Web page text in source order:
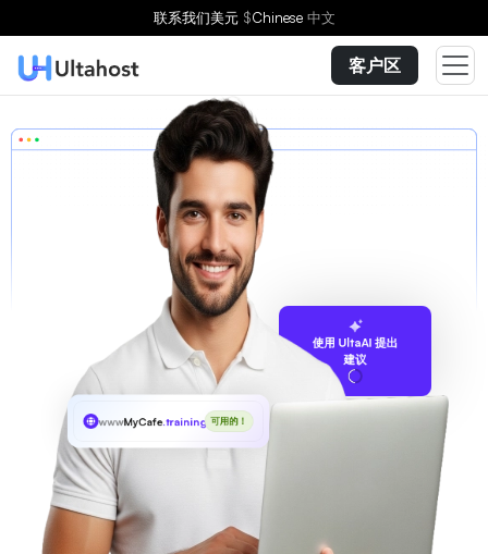
联系我们美元 $Chinese 中文
客户区
使用 UltaAI 提出
建议
wwwMyCafe.training 可用的！